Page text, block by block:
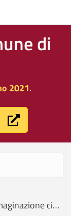
di
2021.
Home » Sviluppo economico » Immaginazione civica » Mipim, Bologna ha presentato i suoi progetti agli investitori